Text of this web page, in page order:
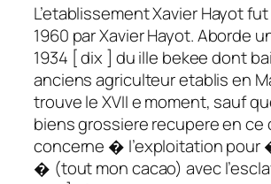
L’etablissement Xavier Hayot
1960 par Xavier Hayot. Aborde
1934 [ dix ] du ille bekee dont
anciens agriculteur etablis en
trouve le XVII e moment, sauf
biens grossiere recupere en ce
concerne � l’exploitation pour
� (tout mon cacao) avec